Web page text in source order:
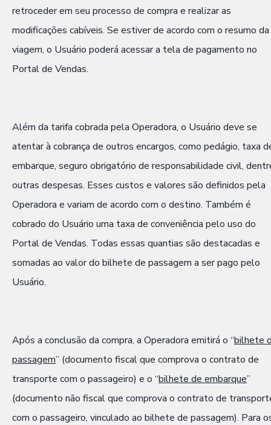
retroceder em seu processo de compra e realizar as
modificações cabíveis. Se estiver de acordo com o resumo da
viagem, o Usuário poderá acessar a tela de pagamento no
Portal de Vendas.
Além da tarifa cobrada pela Operadora, o Usuário deve se
atentar à cobrança de outros encargos, como pedágio, taxa
embarque, seguro obrigatório de responsabilidade civil,
outras despesas. Esses custos e valores são definidos pela
Operadora e variam de acordo com o destino. Também é
cobrado do Usuário uma taxa de conveniência pelo uso do
Portal de Vendas. Todas essas quantias são destacadas e
somadas ao valor do bilhete de passagem a ser pago pelo
Usuário.
Após a conclusão da compra, a Operadora emitirá o “bilhete
passagem” (documento fiscal que comprova o contrato de
transporte com o passageiro) e o “bilhete de embarque”
(documento não fiscal que comprova o contrato de
com o passageiro, vinculado ao bilhete de passagem). Para